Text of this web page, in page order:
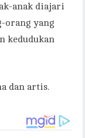
anak diajari
orang yang
kedudukan
dan artis.